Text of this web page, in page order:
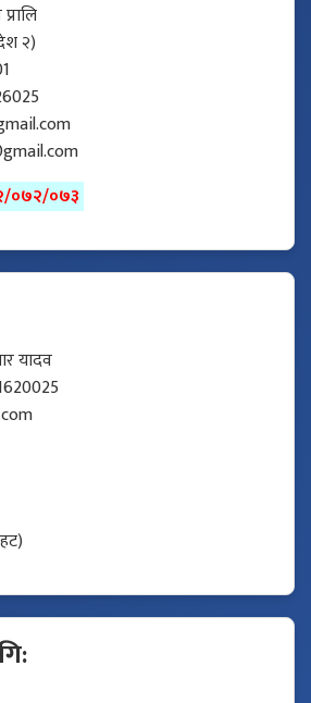
२)
०७२/०७३
यादव